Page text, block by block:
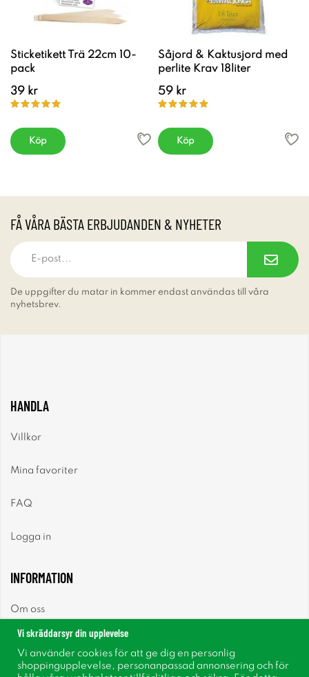
Sticketikett Trä 22cm 10-
pack
39 kr
Köp
Såjord & Kaktusjord med
perlite Krav 18liter
59 kr
Köp
FÅ VÅRA BÄSTA ERBJUDANDEN & NYHETER
De uppgifter du matar in kommer endast användas till våra
nyhetsbrev.
HANDLA
Villkor
Mina favoriter
FAQ
Logga in
INFORMATION
Om oss
Vi skräddarsyr din upplevelse
Vi använder cookies för att ge dig en personlig
shoppingupplevelse, personanpassad annonsering och för